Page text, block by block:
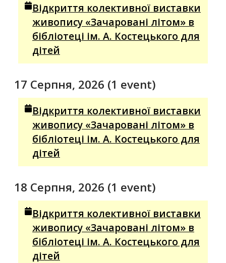
Відкриття колективної виставки
живопису «Зачаровані літом» в
бібліотеці ім. А. Костецького для
дітей
17 Серпня, 2026 (1 event)
Відкриття колективної виставки
живопису «Зачаровані літом» в
бібліотеці ім. А. Костецького для
дітей
18 Серпня, 2026 (1 event)
Відкриття колективної виставки
живопису «Зачаровані літом» в
бібліотеці ім. А. Костецького для
дітей